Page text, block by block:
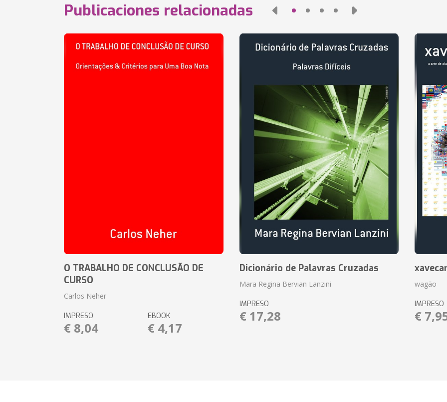
Publicaciones relacionadas
O TRABALHO DE CONCLUSÃO DE
CURSO
Carlos Neher
IMPRESO
€ 8,04
EBOOK
€ 4,17
Dicionário de Palavras Cruzadas
Mara Regina Bervian Lanzini
IMPRESO
€ 17,28
wagão
IMPRESO
€